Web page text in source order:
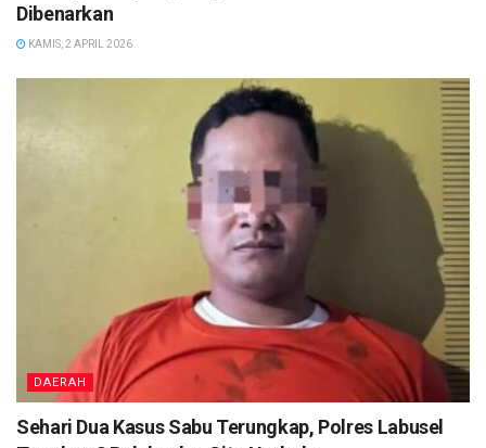
Dibenarkan
KAMIS, 2 APRIL 2026
DAERAH
Sehari Dua Kasus Sabu Terungkap, Polres Labusel